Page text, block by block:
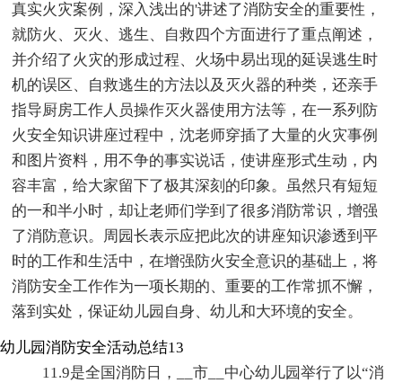
真实火灾案例，深入浅出的'讲述了消防安全的重要性，
就防火、灭火、逃生、自救四个方面进行了重点阐述，
并介绍了火灾的形成过程、火场中易出现的延误逃生时
机的误区、自救逃生的方法以及灭火器的种类，还亲手
指导厨房工作人员操作灭火器使用方法等，在一系列防
火安全知识讲座过程中，沈老师穿插了大量的火灾事例
和图片资料，用不争的事实说话，使讲座形式生动，内
容丰富，给大家留下了极其深刻的印象。虽然只有短短
的一和半小时，却让老师们学到了很多消防常识，增强
了消防意识。周园长表示应把此次的讲座知识渗透到平
时的工作和生活中，在增强防火安全意识的基础上，将
消防安全工作作为一项长期的、重要的工作常抓不懈，
落到实处，保证幼儿园自身、幼儿和大环境的安全。
幼儿园消防安全活动总结13
11.9是全国消防日，__市__中心幼儿园举行了以“消